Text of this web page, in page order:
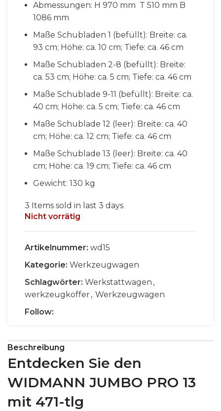
Abmessungen: H 970 mm T 510 mm B
1086 mm
Maße Schubladen 1 (befüllt): Breite: ca.
93 cm; Höhe: ca. 10 cm; Tiefe: ca. 46 cm
Maße Schubladen 2-8 (befüllt): Breite:
ca. 53 cm; Höhe: ca. 5 cm; Tiefe: ca. 46 cm
Maße Schublade 9-11 (befüllt): Breite: ca.
40 cm; Höhe: ca. 5 cm; Tiefe: ca. 46 cm
Maße Schublade 12 (leer): Breite: ca. 40
cm; Höhe: ca. 12 cm; Tiefe: ca. 46 cm
Maße Schublade 13 (leer): Breite: ca. 40
cm; Höhe: ca. 19 cm; Tiefe: ca. 46 cm
Gewicht: 130 kg
3 Items sold in last 3 days
Nicht vorrätig
Artikelnummer: wd15
Kategorie: Werkzeugwagen
Schlagwörter: Werkstattwagen ,
werkzeugkoffer, Werkzeugwagen
Follow:
Beschreibung
Entdecken Sie den
WIDMANN JUMBO PRO 13
mit 471-tlg